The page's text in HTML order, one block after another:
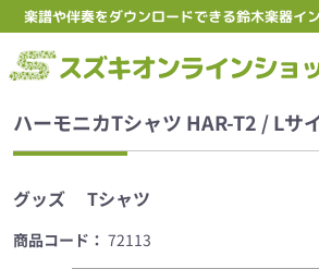
楽譜や伴奏をダウンロードできる鈴木楽器イ
ハーモニカTシャツ HAR-T2 / Lサ
グッズ Tシャツ
商品コード： 72113